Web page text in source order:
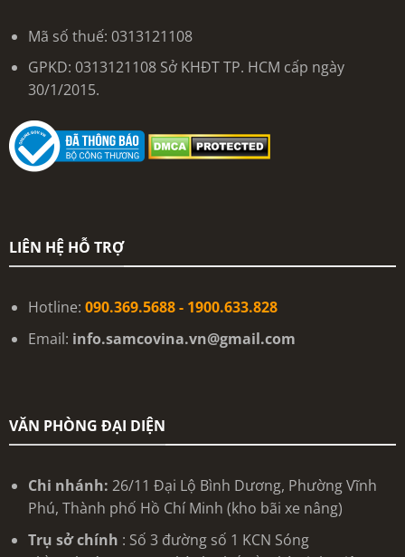
Mã số thuế: 0313121108
GPKD: 0313121108 Sở KHĐT TP. HCM cấp ngày
30/1/2015.
LIÊN HỆ HỖ TRỢ
Hotline: 090.369.5688 - 1900.633.828
Email: info.samcovina.vn@gmail.com
VĂN PHÒNG ĐẠI DIỆN
Chi nhánh: 26/11 Đại Lộ Bình Dương, Phường Vĩnh
Phú, Thành phố Hồ Chí Minh (kho bãi xe nâng)
Trụ sở chính : Số 3 đường số 1 KCN Sóng